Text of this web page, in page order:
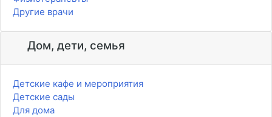
Другие врачи
Дом, дети, семья
Детские кафе и мероприятия
Детские сады
Для дома